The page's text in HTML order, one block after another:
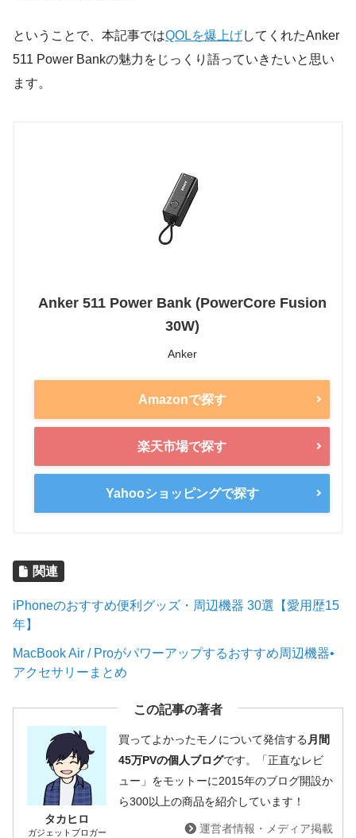
ということで、本記事ではQOLを爆上げしてくれたAnker
511 Power Bankの魅力をじっくり語っていきたいと思い
ます。
Anker 511 Power Bank (PowerCore Fusion
30W)
Anker
Amazonで探す
楽天市場で探す
Yahooショッピングで探す
関連
iPhoneのおすすめ便利グッズ・周辺機器 30選【愛用歴15
年】
MacBook Air / Proがパワーアップするおすすめ周辺機器•
アクセサリーまとめ
この記事の著者
タカヒロ
ガジェットブロガー
買ってよかったモノについて発信する 月間
45万PVの個人ブログです。「正直なレビ
ュー」をモットーに2015年のブログ開設か
ら300以上の商品を紹介しています！
運営者情報・メディア掲載